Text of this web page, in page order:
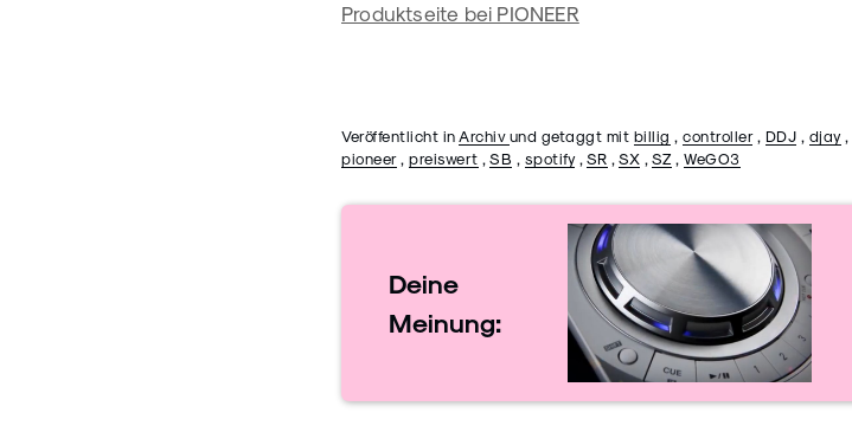
Produktseite bei PIONEER
Veröffentlicht in Archiv und getaggt mit billig , controller, DDJ , djay,
pioneer, preiswert , SB , spotify, SR , SX , SZ , WeGO3
Deine
Meinung: